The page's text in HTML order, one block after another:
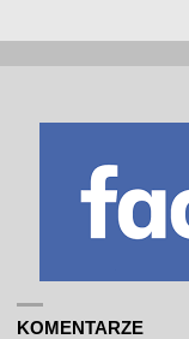
KOMENTARZE